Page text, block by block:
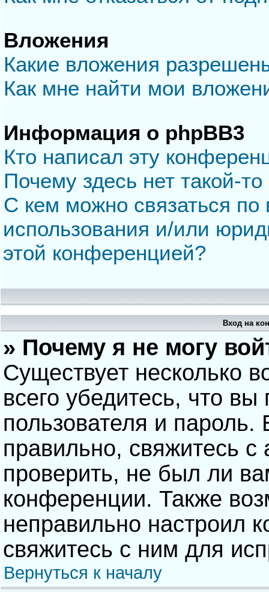
Вложения
Какие вложения
Как мне найти мои
Информация о phpBB3
Кто написал эту
Почему здесь нет такой-
С кем можно связаться по
использования и/или
этой конференцией?
Вход на
» Почему я не могу
Существует несколько
всего убедитесь, что
пользователя и
правильно, свяжитесь
проверить, не был ли
конференции. Также
неправильно настроил
свяжитесь с ним для
Вернуться к началу